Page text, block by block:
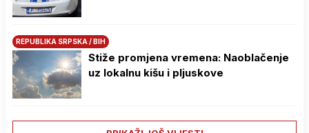
REPUBLIKA SRPSKA / BIH
Stiže promjena vremena: Naoblačenje
uz lokalnu kišu i pljuskove